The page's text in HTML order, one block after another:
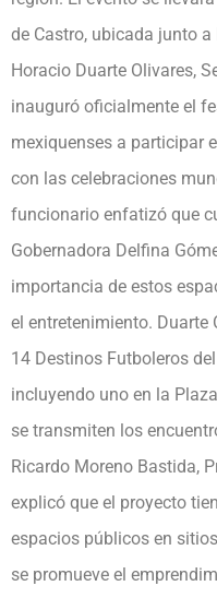
de Castro, ubicada junto
Horacio Duarte Olivares,
inauguró oficialmente el
mexiquenses a participar
con las celebraciones
funcionario enfatizó que
Gobernadora Delfina
importancia de estos
el entretenimiento.
14 Destinos Futboleros
incluyendo uno en la
se transmiten los
Ricardo Moreno Bastida,
explicó que el proyecto
espacios públicos en
se promueve el